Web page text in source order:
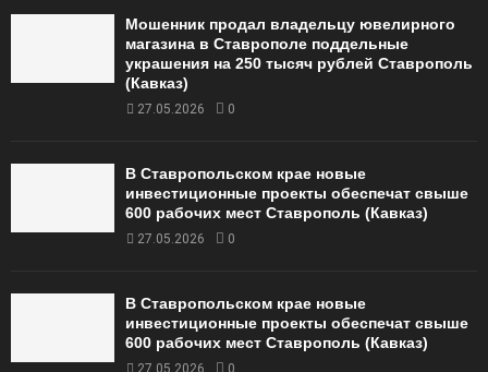
Мошенник продал владельцу ювелирного
магазина в Ставрополе поддельные
украшения на 250 тысяч рублей Ставрополь
(Кавказ)
27.05.2026 0
В Ставропольском крае новые
инвестиционные проекты обеспечат свыше
600 рабочих мест Ставрополь (Кавказ)
27.05.2026 0
В Ставропольском крае новые
инвестиционные проекты обеспечат свыше
600 рабочих мест Ставрополь (Кавказ)
27.05.2026 0